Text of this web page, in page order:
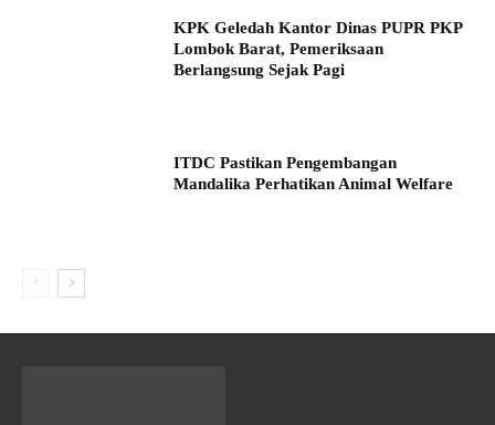
KPK Geledah Kantor Dinas PUPR PKP
Lombok Barat, Pemeriksaan
Berlangsung Sejak Pagi
ITDC Pastikan Pengembangan
Mandalika Perhatikan Animal Welfare